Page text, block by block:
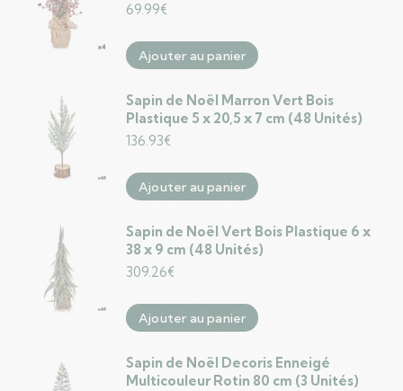
69.99€
Ajouter au panier
Sapin de Noël Marron Vert Bois
Plastique 5 x 20,5 x 7 cm (48 Unités)
136.93€
Ajouter au panier
Sapin de Noël Vert Bois Plastique 6 x
38 x 9 cm (48 Unités)
309.26€
Ajouter au panier
Sapin de Noël Decoris Enneigé
Multicouleur Rotin 80 cm (3 Unités)